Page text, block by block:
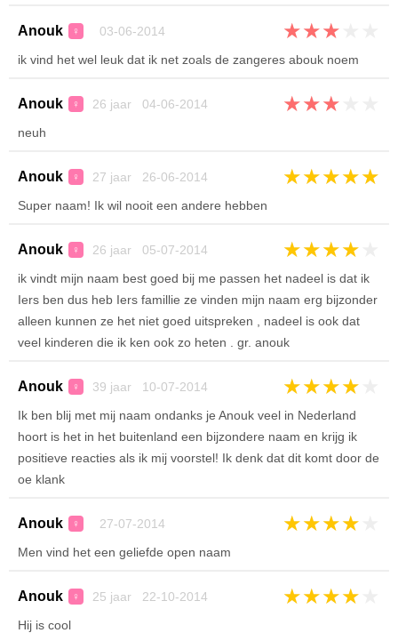
Anouk ♀ 03-06-2014 ★★★
ik vind het wel leuk dat ik net zoals de zangeres abouk noem
Anouk ♀ 26 jaar 04-06-2014 ★★★
neuh
Anouk ♀ 27 jaar 26-06-2014 ★★★★★
Super naam! Ik wil nooit een andere hebben
Anouk ♀ 26 jaar 05-07-2014 ★★★★
ik vindt mijn naam best goed bij me passen het nadeel is dat ik
Iers ben dus heb Iers famillie ze vinden mijn naam erg bijzonder
alleen kunnen ze het niet goed uitspreken , nadeel is ook dat
veel kinderen die ik ken ook zo heten . gr. anouk
Anouk ♀ 39 jaar 10-07-2014 ★★★★
Ik ben blij met mij naam ondanks je Anouk veel in Nederland
hoort is het in het buitenland een bijzondere naam en krijg ik
positieve reacties als ik mij voorstel! Ik denk dat dit komt door de
oe klank
Anouk ♀ 27-07-2014 ★★★★
Men vind het een geliefde open naam
Anouk ♀ 25 jaar 22-10-2014 ★★★★
Hij is cool